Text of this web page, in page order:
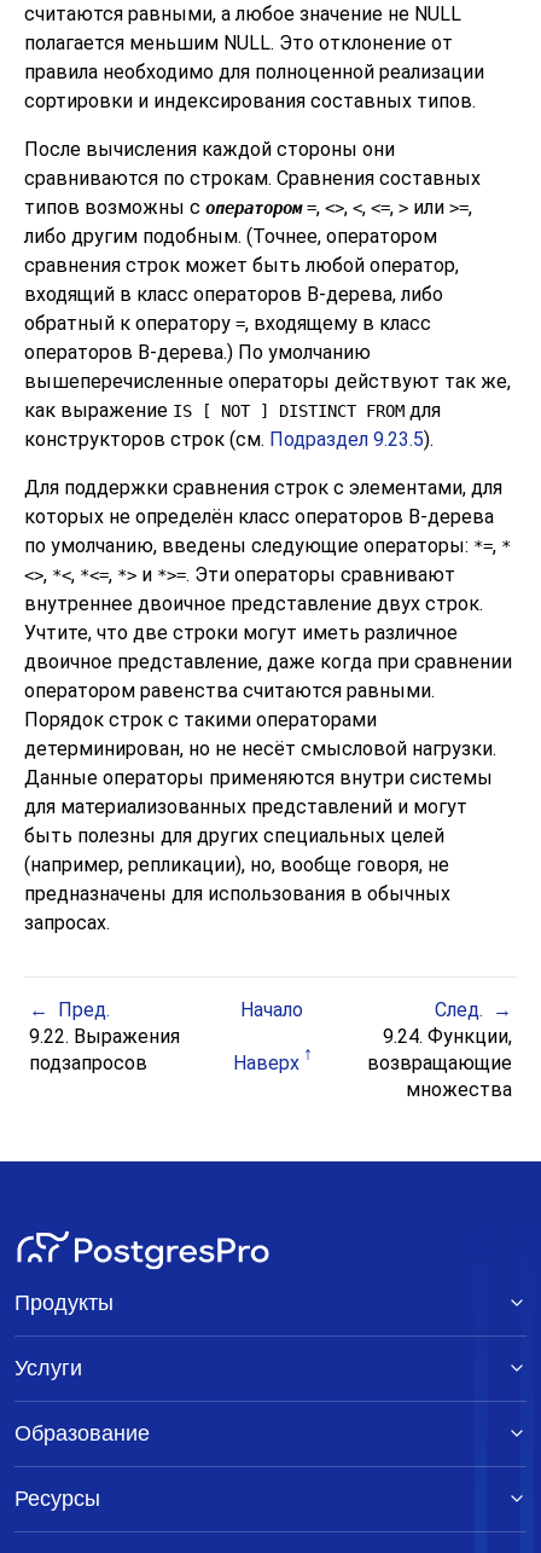
считаются равными, а любое значение не NULL
полагается меньшим NULL. Это отклонение от
правила необходимо для полноценной реализации
сортировки и индексирования составных типов.
После вычисления каждой стороны они
сравниваются по строкам. Сравнения составных
типов возможны с оператором =, <>, <, <=, > или >=,
либо другим подобным. (Точнее, оператором
сравнения строк может быть любой оператор,
входящий в класс операторов B-дерева, либо
обратный к оператору =, входящему в класс
операторов B-дерева.) По умолчанию
вышеперечисленные операторы действуют так же,
как выражение IS [ NOT ] DISTINCT FROM для
конструкторов строк (см. Подраздел 9.23.5).
Для поддержки сравнения строк с элементами, для
которых не определён класс операторов B-дерева
по умолчанию, введены следующие операторы: *=, *
<>, *<, *<=, *> и *>=. Эти операторы сравнивают
внутреннее двоичное представление двух строк.
Учтите, что две строки могут иметь различное
двоичное представление, даже когда при сравнении
оператором равенства считаются равными.
Порядок строк с такими операторами
детерминирован, но не несёт смысловой нагрузки.
Данные операторы применяются внутри системы
для материализованных представлений и могут
быть полезны для других специальных целей
(например, репликации), но, вообще говоря, не
предназначены для использования в обычных
запросах.
Пред. Начало
След.
9.22. Выражения
подзапросов
Наверх
9.24. Функции,
возвращающие
множества
Продукты
Услуги
Образование
Ресурсы